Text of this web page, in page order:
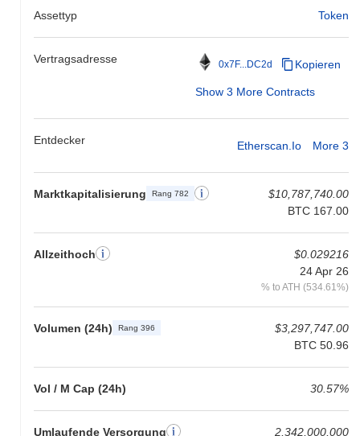
Assettyp Token
Vertragsadresse 0x7F...DC2d Kopieren
Show 3 More Contracts
Entdecker Etherscan.io More 3
Marktkapitalisierung Rang 782
$10,787,740.00
BTC 167.00
Allzeithoch
$0.029216
24 Apr 26
% to ATH (534.61%)
Volumen (24h) Rang 396
$3,297,747.00
BTC 50.96
Vol / M Cap (24h) 30.57%
Umlaufende Versorgung 2,342,000,000